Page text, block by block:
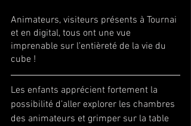
Animateurs, visiteurs présents à Tournai
et en digital, tous ont une vue
imprenable sur l’entièreté de la vie du
cube !
Les enfants apprécient fortement la
possibilité d’aller explorer les chambres
des animateurs et grimper sur la table